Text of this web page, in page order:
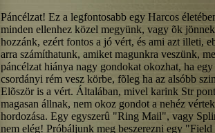
Páncélzat! Ez a legfontosabb egy Harcos
minden ellenhez közel megyünk, vagy õk jönnek
hozzánk, ezért fontos a jó vért, és ami azt illeti,
arra számíthatunk, amiket magunkra veszünk,
páncélzat hiánya nagy gondokat okozhat, ha egy
csordányi rém vesz körbe, fõleg ha az alsóbb
Elõször is a vért. Általában, mivel karink Str
magasan állnak, nem okoz gondot a nehéz vértek
hordozása. Egy egyszerû "Ring Mail", vagy
nem elég! Próbáljunk meg beszerezni egy